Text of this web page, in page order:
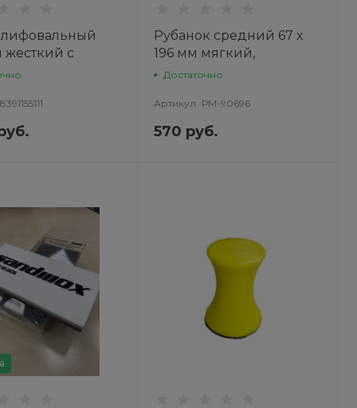
жесткий с
желтый
8391155111
Рубанок средний 67 х
196 мм мягкий,
РУССКИЙ МАСТЕР
Достаточно
Артикул РМ-90696
570 руб.